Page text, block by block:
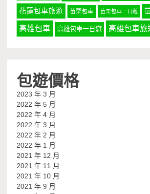
花蓮包車旅遊 苗栗包車 苗栗包車一日遊
高雄包車 高雄包車一日遊 高雄包車旅
包遊價格
2023 年 3 月
2022 年 5 月
2022 年 4 月
2022 年 3 月
2022 年 2 月
2022 年 1 月
2021 年 12 月
2021 年 11 月
2021 年 10 月
2021 年 9 月